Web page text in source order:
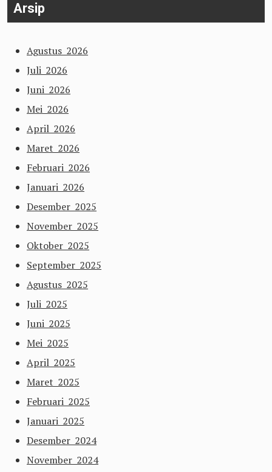
Arsip
Agustus 2026
Juli 2026
Juni 2026
Mei 2026
April 2026
Maret 2026
Februari 2026
Januari 2026
Desember 2025
November 2025
Oktober 2025
September 2025
Agustus 2025
Juli 2025
Juni 2025
Mei 2025
April 2025
Maret 2025
Februari 2025
Januari 2025
Desember 2024
November 2024